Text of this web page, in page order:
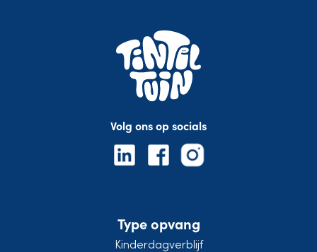
Volg ons op socials
Type opvang
Kinderdagverblijf